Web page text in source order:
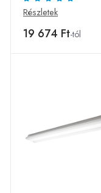
Részletek
19 674 Ft-tól